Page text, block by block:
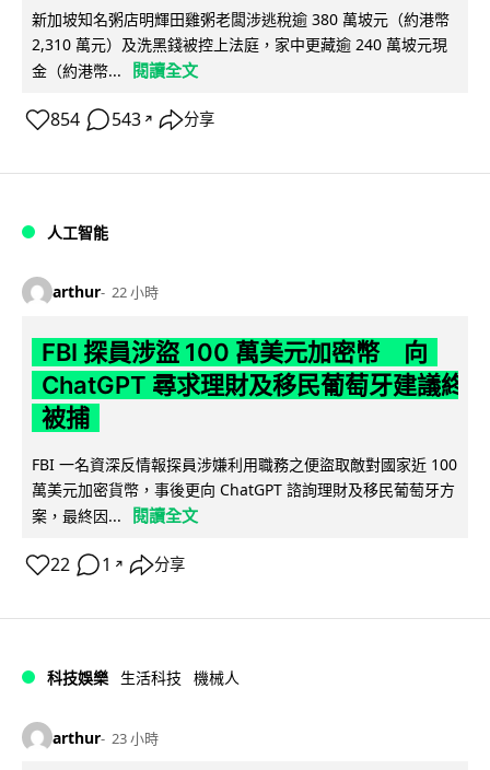
新加坡知名粥店明輝田雞粥老闆涉逃稅逾 380 萬坡元（約港幣
2,310 萬元）及洗黑錢被控上法庭，家中更藏逾 240 萬坡元現
金（約港幣...
閱讀全文
854 543 ↗ 分享
人工智能
arthur 22 小時
FBI 探員涉盜 100 萬美元加密幣 向
ChatGPT 尋求理財及移民葡萄牙建議終
被捕
FBI 一名資深反情報探員涉嫌利用職務之便盜取敵對國家近 100
萬美元加密貨幣，事後更向 ChatGPT 諮詢理財及移民葡萄牙方
案，最終因...
閱讀全文
22 1 ↗ 分享
科技娛樂 生活科技 機械人
arthur 23 小時